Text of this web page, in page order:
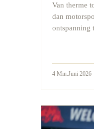
Van therme
dan
ontspanning
4 Min. Juni 2026